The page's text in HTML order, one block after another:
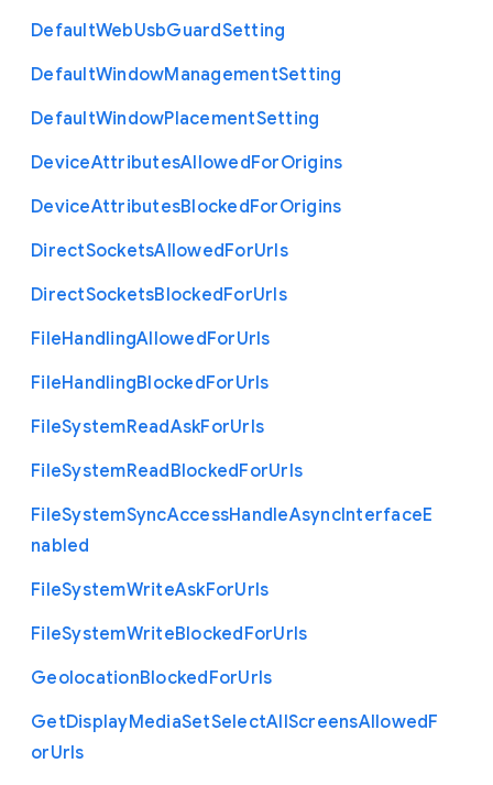
DefaultWebUsbGuardSetting
DefaultWindowManagementSetting
DefaultWindowPlacementSetting
DeviceAttributesAllowedForOrigins
DeviceAttributesBlockedForOrigins
DirectSocketsAllowedForUrls
DirectSocketsBlockedForUrls
FileHandlingAllowedForUrls
FileHandlingBlockedForUrls
FileSystemReadAskForUrls
FileSystemReadBlockedForUrls
FileSystemSyncAccessHandleAsyncInterfaceE
nabled
FileSystemWriteAskForUrls
FileSystemWriteBlockedForUrls
GeolocationBlockedForUrls
GetDisplayMediaSetSelectAllScreensAllowedF
orUrls